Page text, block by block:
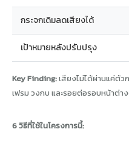
กระจกเดิมลดเสียงได้
เป้าหมายหลังปรับปรุง
Key Finding:เสียงไม่ได้ผ่านแค่ตัว
เฟรม วงกบ และรอยต่อรอบหน้าต่
6 วิธีที่ใช้ในโครงการนี้: